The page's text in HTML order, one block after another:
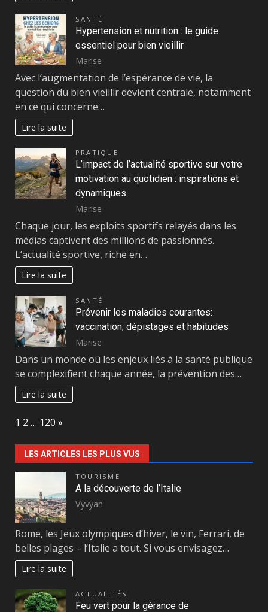
SANTÉ
Hypertension et nutrition : le guide
essentiel pour bien vieillir
Marise
Avec l’augmentation de l’espérance de vie, la
question du bien vieillir devient centrale, notamment
en ce qui concerne…
Lire la suite
PRATIQUE
L’impact de l’actualité sportive sur votre
motivation au quotidien : inspirations et
dynamiques
Marise
Chaque jour, les exploits sportifs relayés dans les
médias captivent des millions de passionnés.
L’actualité sportive, riche en…
Lire la suite
SANTÉ
Prévenir les maladies courantes:
vaccination, dépistages et habitudes
Marise
Dans un monde où les enjeux liés à la santé publique
se complexifient chaque année, la prévention des…
Lire la suite
Page:
1 2 … 120 Next
»
LES ARTICLES LES PLUS VUS
TOURISME
A la découverte de l’Italie
Vyvyan
Rome, les Jeux olympiques d’hiver, le vin, Ferrari, de
belles plages – l’Italie a tout. Si vous envisagez…
Lire la suite
ACTUALITÉS
Feu vert pour la gérance de